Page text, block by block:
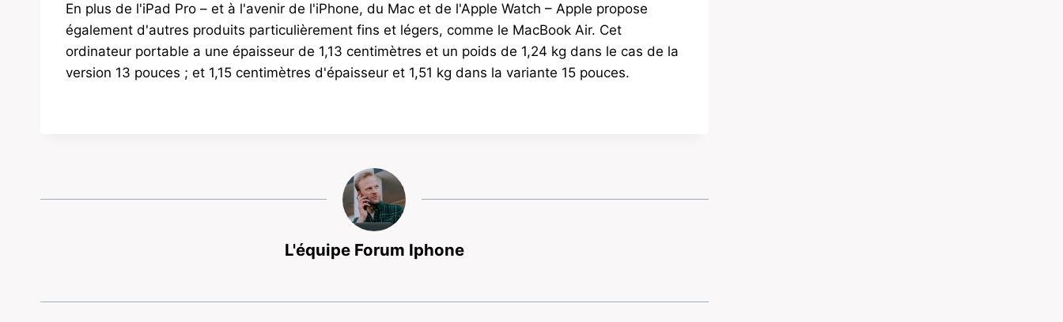
En plus de l'iPad Pro – et à l'avenir de l'iPhone, du Mac et de l'Apple Watch – Apple propose
également d'autres produits particulièrement fins et légers, comme le MacBook Air. Cet
ordinateur portable a une épaisseur de 1,13 centimètres et un poids de 1,24 kg dans le cas de la
version 13 pouces ; et 1,15 centimètres d'épaisseur et 1,51 kg dans la variante 15 pouces.
L'équipe Forum Iphone